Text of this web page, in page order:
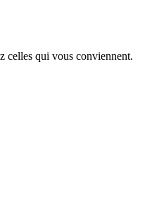
celles qui vous conviennent.